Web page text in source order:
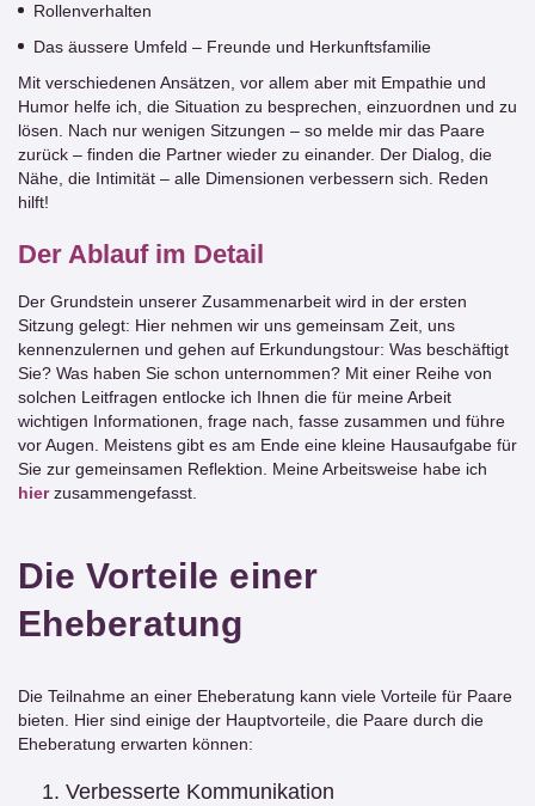
Rollenverhalten
Das äussere Umfeld – Freunde und Herkunftsfamilie
Mit verschiedenen Ansätzen, vor allem aber mit Empathie und
Humor helfe ich, die Situation zu besprechen, einzuordnen und zu
lösen. Nach nur wenigen Sitzungen – so melde mir das Paare
zurück – finden die Partner wieder zu einander. Der Dialog, die
Nähe, die Intimität – alle Dimensionen verbessern sich. Reden
hilft!
Der Ablauf im Detail
Der Grundstein unserer Zusammenarbeit wird in der ersten
Sitzung gelegt: Hier nehmen wir uns gemeinsam Zeit, uns
kennenzulernen und gehen auf Erkundungstour: Was beschäftigt
Sie? Was haben Sie schon unternommen? Mit einer Reihe von
solchen Leitfragen entlocke ich Ihnen die für meine Arbeit
wichtigen Informationen, frage nach, fasse zusammen und führe
vor Augen. Meistens gibt es am Ende eine kleine Hausaufgabe für
Sie zur gemeinsamen Reflektion. Meine Arbeitsweise habe ich
hierzusammengefasst.
Die Vorteile einer
Eheberatung
Die Teilnahme an einer Eheberatung kann viele Vorteile für Paare
bieten. Hier sind einige der Hauptvorteile, die Paare durch die
Eheberatung erwarten können:
Verbesserte Kommunikation